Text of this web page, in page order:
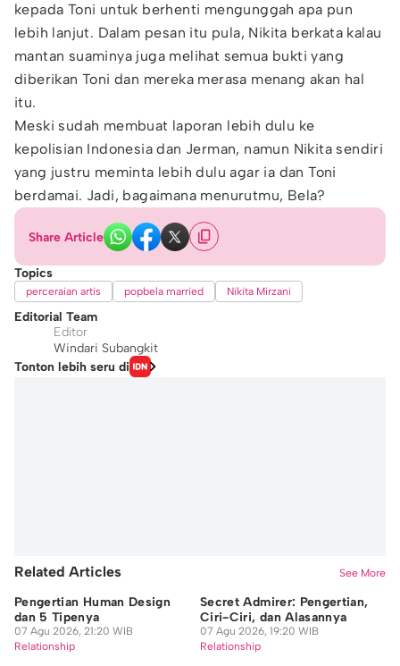
kepada Toni untuk berhenti mengunggah apa pun
lebih lanjut. Dalam pesan itu pula, Nikita berkata kalau
mantan suaminya juga melihat semua bukti yang
diberikan Toni dan mereka merasa menang akan hal
itu.
Meski sudah membuat laporan lebih dulu ke
kepolisian Indonesia dan Jerman, namun Nikita sendiri
yang justru meminta lebih dulu agar ia dan Toni
berdamai. Jadi, bagaimana menurutmu, Bela?
Share Article
Topics
perceraian artis popbela married Nikita Mirzani
Editorial Team
Editor
Windari Subangkit
Tonton lebih seru di
Related Articles See More
Pengertian Human Design
dan 5 Tipenya
07 Agu 2026, 21:20 WIB
Relationship
Secret Admirer: Pengertian,
Ciri-Ciri, dan Alasannya
07 Agu 2026, 19:20 WIB
Relationship